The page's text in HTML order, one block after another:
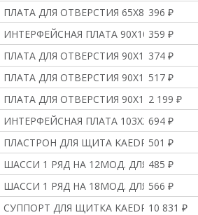
ПЛАТА ДЛЯ ОТВЕРСТИЯ 65Х85396 ₽
ИНТЕРФЕЙСНАЯ ПЛАТА 90Х100 ДЛЯ
359 ₽
ПЛАТА ДЛЯ ОТВЕРСТИЯ 90Х100374 ₽
ПЛАТА ДЛЯ ОТВЕРСТИЯ 90Х100 ДЛЯ
517 ₽
ПЛАТА ДЛЯ ОТВЕРСТИЯ 90Х100 ДЛЯ
2 199 ₽
ИНТЕРФЕЙСНАЯ ПЛАТА 103Х225694 ₽
ПЛАСТРОН ДЛЯ ЩИТА KAEDRA НА 18
501 ₽
ШАССИ 1 РЯД НА 12МОД. ДЛЯ ЩИТА
485 ₽
ШАССИ 1 РЯД НА 18МОД. ДЛЯ ЩИТА
566 ₽
СУППОРТ ДЛЯ ЩИТКА KAEDRA НА 8М
10 831 ₽